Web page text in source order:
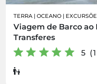
TERRA | OCEANO |
Viagem de Barco ao
Transferes
5